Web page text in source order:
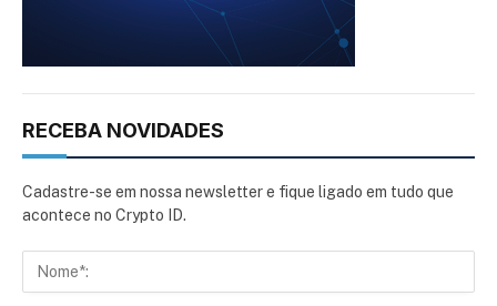
RECEBA NOVIDADES
Cadastre-se em nossa newsletter e fique ligado em tudo que
acontece no Crypto ID.